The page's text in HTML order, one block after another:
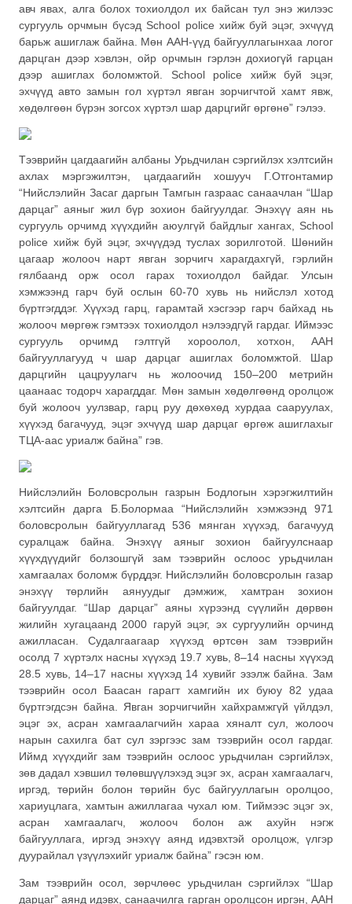
авч явах, алга болох тохиолдол их байсан тул энэ жилээс
сургууль орчмын бүсэд School police хийж буй эцэг, эхчүүд
барьж ашиглаж байна. Мөн ААН-үүд байгууллагынхаа логог
дарцган дээр хэвлэн, ойр орчмын гэрлэн дохиогүй гарцан
дээр ашиглах боломжтой. School police хийж буй эцэг,
эхчүүд авто замын гол хүртэл явган зорчигчтой хамт явж,
хөдөлгөөн бүрэн зогсох хүртэл шар дарцгийг өргөнө” гэлээ.
Тээврийн цагдаагийн албаны Урьдчилан сэргийлэх хэлтсийн
ахлах мэргэжилтэн, цагдаагийн хошууч Г.Отгонтамир
“Нийслэлийн Засаг даргын Тамгын газраас санаачлан “Шар
дарцаг” аяныг жил бүр зохион байгуулдаг. Энэхүү аян нь
сургууль орчимд хүүхдийн аюулгүй байдлыг хангах, School
police хийж буй эцэг, эхчүүдэд туслах зорилготой. Шөнийн
цагаар жолооч нарт явган зорчигч харагдахгүй, гэрлийн
гялбаанд орж осол гарах тохиолдол байдаг. Улсын
хэмжээнд гарч буй ослын 60-70 хувь нь нийслэл хотод
бүртгэгддэг. Хүүхэд гарц, гарамтай хэсгээр гарч байхад нь
жолооч мөргөж гэмтээх тохиолдол нэлээдгүй гардаг. Иймээс
сургууль орчимд гэлтгүй хороолол, хотхон, ААН
байгууллагууд ч шар дарцаг ашиглах боломжтой. Шар
дарцгийн цацруулагч нь жолоочид 150–200 метрийн
цаанаас тодорч харагддаг. Мөн замын хөдөлгөөнд оролцож
буй жолооч уулзвар, гарц руу дөхөхөд хурдаа сааруулах,
хүүхэд багачууд, эцэг эхчүүд шар дарцаг өргөж ашиглахыг
ТЦА-аас уриалж байна” гэв.
Нийслэлийн Боловсролын газрын Бодлогын хэрэгжилтийн
хэлтсийн дарга Б.Болормаа “Нийслэлийн хэмжээнд 971
боловсролын байгууллагад 536 мянган хүүхэд, багачууд
суралцаж байна. Энэхүү аяныг зохион байгуулснаар
хүүхдүүдийг болзошгүй зам тээврийн ослоос урьдчилан
хамгаалах боломж бүрддэг. Нийслэлийн боловсролын газар
энэхүү төрлийн аянуудыг дэмжиж, хамтран зохион
байгуулдаг. “Шар дарцаг” аяны хүрээнд сүүлийн дөрвөн
жилийн хугацаанд 2000 гаруй эцэг, эх сургуулийн орчинд
ажилласан. Судалгаагаар хүүхэд өртсөн зам тээврийн
осолд 7 хүртэлх насны хүүхэд 19.7 хувь, 8–14 насны хүүхэд
28.5 хувь, 14–17 насны хүүхэд 14 хувийг эзэлж байна. Зам
тээврийн осол Баасан гарагт хамгийн их буюу 82 удаа
бүртгэгдсэн байна. Явган зорчигчийн хайхрамжгүй үйлдэл,
эцэг эх, асран хамгаалагчийн хараа хяналт сул, жолооч
нарын сахилга бат сул зэргээс зам тээврийн осол гардаг.
Иймд хүүхдийг зам тээврийн ослоос урьдчилан сэргийлэх,
зөв дадал хэвшил төлөвшүүлэхэд эцэг эх, асран хамгаалагч,
иргэд, төрийн болон төрийн бус байгууллагын оролцоо,
хариуцлага, хамтын ажиллагаа чухал юм. Тиймээс эцэг эх,
асран хамгаалагч, жолооч болон аж ахуйн нэгж
байгууллага, иргэд энэхүү аянд идэвхтэй оролцож, үлгэр
дуурайлал үзүүлэхийг уриалж байна” гэсэн юм.
Зам тээврийн осол, зөрчлөөс урьдчилан сэргийлэх “Шар
дарцаг” аянд идэвх, санаачилга гарган оролцсон иргэн, ААН